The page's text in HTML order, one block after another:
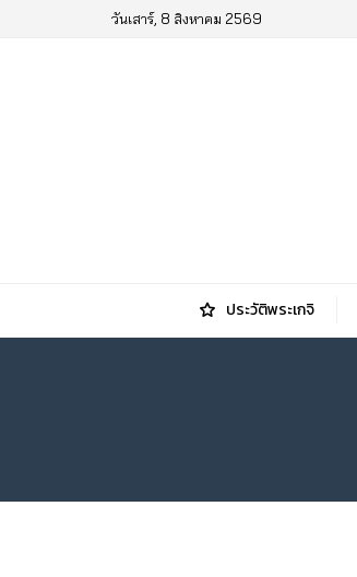
วันเสาร์, 8 สิงหาคม 2569
ประวัติพระเกจิ